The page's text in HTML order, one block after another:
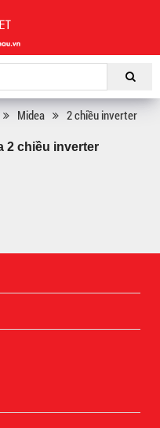
Midea 2 chiều inverter
2 chiều inverter